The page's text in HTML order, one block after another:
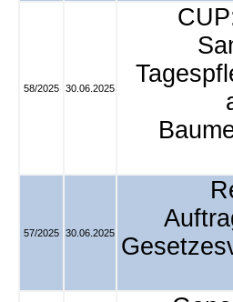
58/2025 30.06.2025
57/2025 30.06.2025